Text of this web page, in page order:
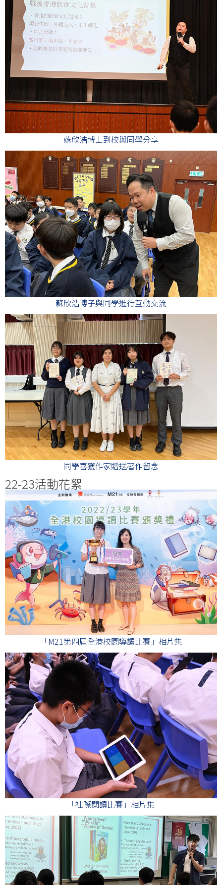
蘇欣浩博士到校與同學分享
蘇欣浩博子與同學進行互動交流
同學喜獲作家贈送著作留念
22-23活動花絮
「M21第四屆全港校園導讀比賽」相片集
「社際閱讀比賽」相片集